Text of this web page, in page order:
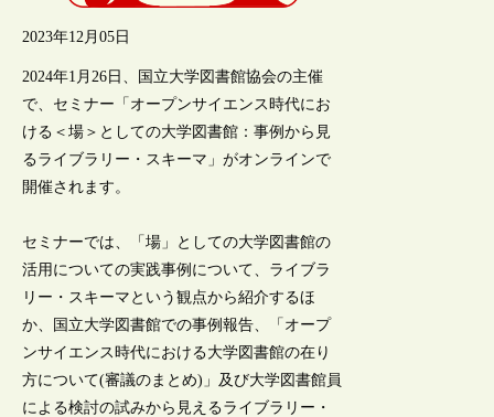
2023年12月05日
2024年1月26日、国立大学図書館協会の主催
で、セミナー「オープンサイエンス時代にお
ける＜場＞としての大学図書館：事例から見
るライブラリー・スキーマ」がオンラインで
開催されます。
セミナーでは、「場」としての大学図書館の
活用についての実践事例について、ライブラ
リー・スキーマという観点から紹介するほ
か、国立大学図書館での事例報告、「オープ
ンサイエンス時代における大学図書館の在り
方について(審議のまとめ)」及び大学図書館員
による検討の試みから見えるライブラリー・